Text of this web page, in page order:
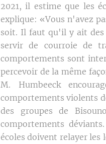
2021, il estime que les
explique: «Vous n'avez
soit. Il faut qu'il y ait des
servir de courroie de
comportements sont
percevoir de la même
M. Humbeeck
comportements violents
des groupes de
comportements
écoles doivent relayer les